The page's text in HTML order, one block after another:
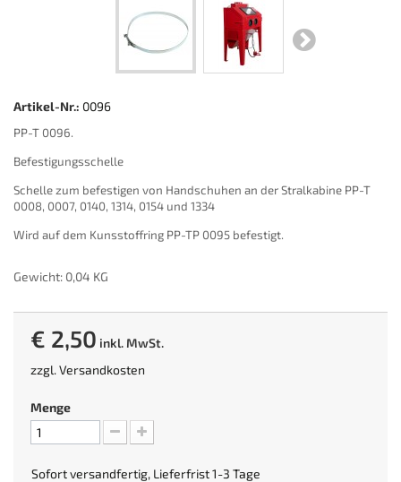
Artikel-Nr.: 0096
PP-T 0096.
Befestigungsschelle
Schelle zum befestigen von Handschuhen an der Stralkabine PP-T
0008, 0007, 0140, 1314, 0154 und 1334
Wird auf dem Kunsstoffring PP-TP 0095 befestigt.
Gewicht: 0,04 KG
€ 2,50 inkl. MwSt.
zzgl.Versandkosten
Menge
Sofort versandfertig, Lieferfrist 1-3 Tage